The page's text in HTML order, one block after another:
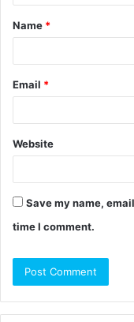
Name *
Email *
Website
Save my name,
time I comment.